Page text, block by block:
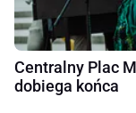
Centralny Plac
dobiega końca